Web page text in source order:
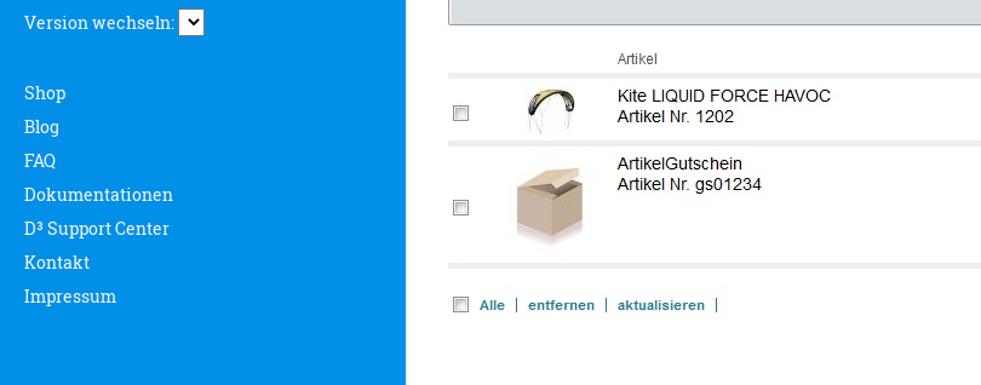
Version wechseln:
Shop
Blog
FAQ
Dokumentationen
D³ Support Center
Kontakt
Impressum